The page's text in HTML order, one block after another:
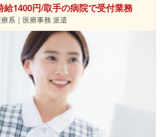
1400円/取手の病院で受付業務
系｜医療事務 派遣